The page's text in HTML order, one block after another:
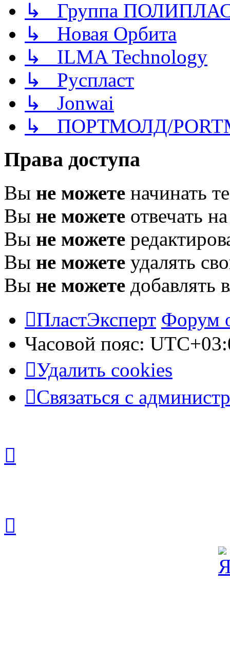
↳ Группа
↳ Новая Орбита
↳ ILMA Technology
↳ Руспласт
↳ Jonwai
↳ ПОРТМОЛД/
Права доступа
Вы не можете начинать
Вы не можете отвечать
Вы не можете
Вы не можете удалять
Вы не можете добавлять
ПластЭксперт Форум
Часовой пояс:
Удалить cookies
Связаться с